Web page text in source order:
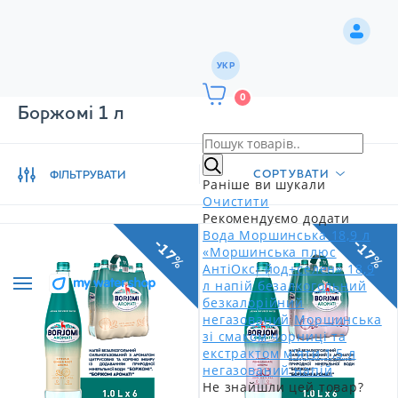
УКР
0
Раніше ви шукали
Очистити
Рекомендуємо додати
Вода Моршинська 18,9 л
«Моршинська плюс
АнтіОксі йод+селен» 18,9
л напій безалкогольний
безкалорійний
негазований Моршинська
зі смаком чорниці та
екстрактом м'яти 1,5 л
негазований напій
Не знайшли цей товар?
Боржомі 1 л
ФІЛЬТРУВАТИ СОРТУВАТИ
-17% -17%